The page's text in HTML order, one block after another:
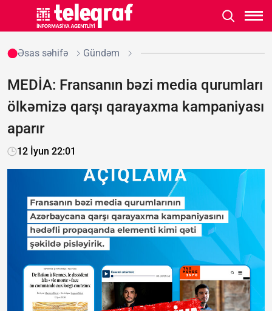
Əsas səhifə Gündəm
MEDİA: Fransanın bəzi media qurumları
ölkəmizə qarşı qarayaxma kampaniyası
aparır
12 İyun 22:01